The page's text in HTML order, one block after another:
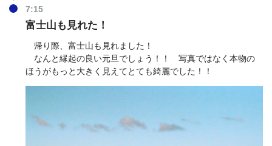
7:15
富士山も見れた！
帰り際、富士山も見れました！
なんと縁起の良い元旦でしょう！！ 写真ではなく本物の
ほうがもっと大きく見えてとても綺麗でした！！